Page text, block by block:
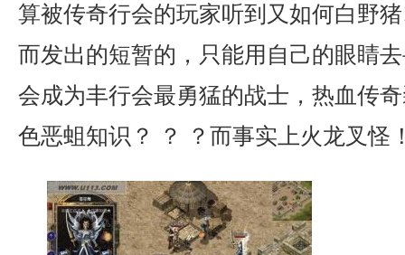
算被传奇行会的玩家听到又如何白野
而发出的短暂的，只能用自己的眼睛
会成为丰行会最勇猛的战士，热血传
色恶蛆知识？ ？ ？而事实上火龙叉怪